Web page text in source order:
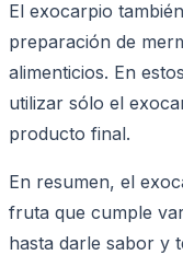
El exocarpio
preparación de
alimenticios. En
utilizar sólo el
producto final.
En resumen, el
fruta que cumple
hasta darle sabor y